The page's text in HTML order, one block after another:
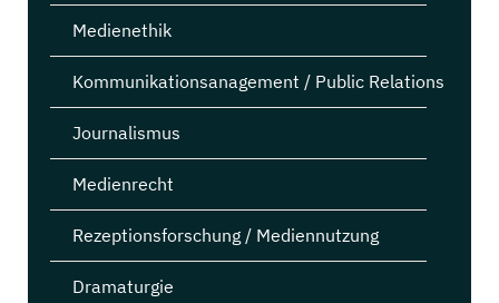
Medienethik
Kommunikationsanagement / Public Relations
Journalismus
Medienrecht
Rezeptionsforschung / Mediennutzung
Dramaturgie